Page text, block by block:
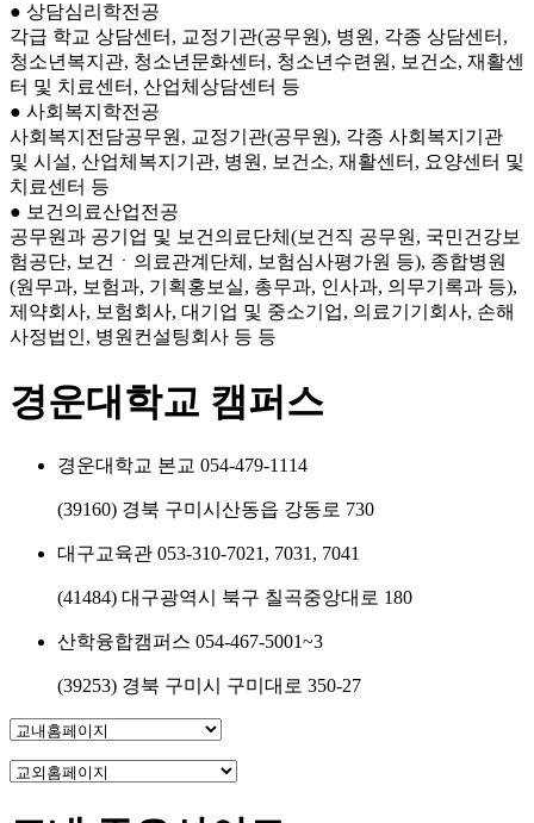
● 상담심리학전공
각급 학교 상담센터, 교정기관(공무원), 병원, 각종 상담센터,
청소년복지관, 청소년문화센터, 청소년수련원, 보건소, 재활센
터 및 치료센터, 산업체상담센터 등
● 사회복지학전공
사회복지전담공무원, 교정기관(공무원), 각종 사회복지기관
및 시설, 산업체복지기관, 병원, 보건소, 재활센터, 요양센터 및
치료센터 등
● 보건의료산업전공
공무원과 공기업 및 보건의료단체(보건직 공무원, 국민건강보
험공단, 보건ㆍ의료관계단체, 보험심사평가원 등), 종합병원
(원무과, 보험과, 기획홍보실, 총무과, 인사과, 의무기록과 등),
제약회사, 보험회사, 대기업 및 중소기업, 의료기기회사, 손해
사정법인, 병원컨설팅회사 등 등
경운대학교 캠퍼스
경운대학교 본교 054-479-1114
(39160) 경북 구미시산동읍 강동로 730
대구교육관 053-310-7021, 7031, 7041
(41484) 대구광역시 북구 칠곡중앙대로 180
산학융합캠퍼스 054-467-5001~3
(39253) 경북 구미시 구미대로 350-27